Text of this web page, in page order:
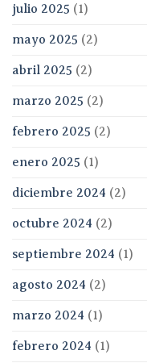
julio 2025 (1)
mayo 2025 (2)
abril 2025 (2)
marzo 2025 (2)
febrero 2025 (2)
enero 2025 (1)
diciembre 2024 (2)
octubre 2024 (2)
septiembre 2024 (1)
agosto 2024 (2)
marzo 2024 (1)
febrero 2024 (1)